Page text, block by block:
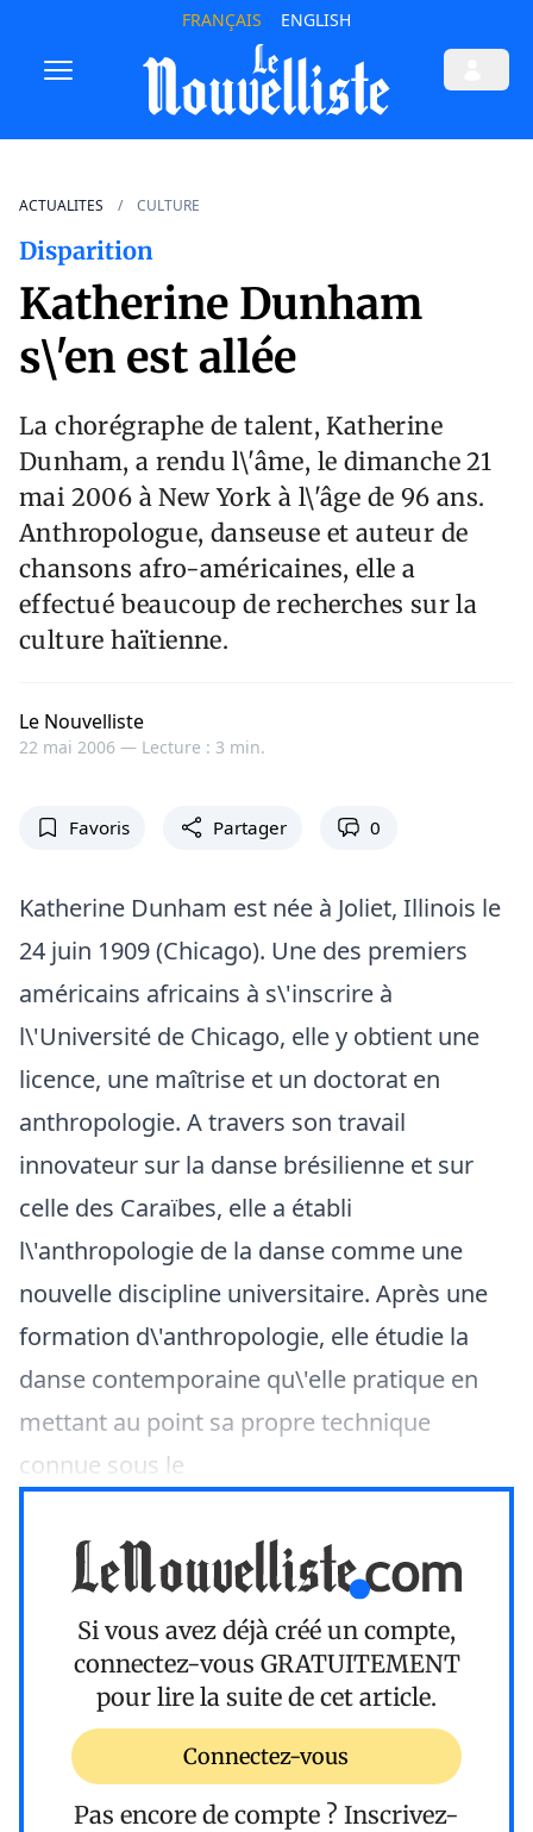
FRANÇAIS ENGLISH
ACTUALITES CULTURE
Disparition
Katherine Dunham
s\'en est allée
La chorégraphe de talent, Katherine
Dunham, a rendu l\'âme, le dimanche 21
mai 2006 à New York à l\'âge de 96 ans.
Anthropologue, danseuse et auteur de
chansons afro-américaines, elle a
effectué beaucoup de recherches sur la
culture haïtienne.
Le Nouvelliste
22 mai 2006 — Lecture : 3 min.
Favoris Partager 0
Katherine Dunham est née à Joliet, Illinois le
24 juin 1909 (Chicago). Une des premiers
américains africains à s\'inscrire à
l\'Université de Chicago, elle y obtient une
licence, une maîtrise et un doctorat en
anthropologie. A travers son travail
innovateur sur la danse brésilienne et sur
celle des Caraïbes, elle a établi
l\'anthropologie de la danse comme une
nouvelle discipline universitaire. Après une
formation d\'anthropologie, elle étudie la
danse contemporaine qu\'elle pratique en
mettant au point sa propre technique
connue sous le
Si vous avez déjà créé un compte,
connectez-vous GRATUITEMENT
pour lire la suite de cet article.
Connectez-vous
Pas encore de compte ? Inscrivez-